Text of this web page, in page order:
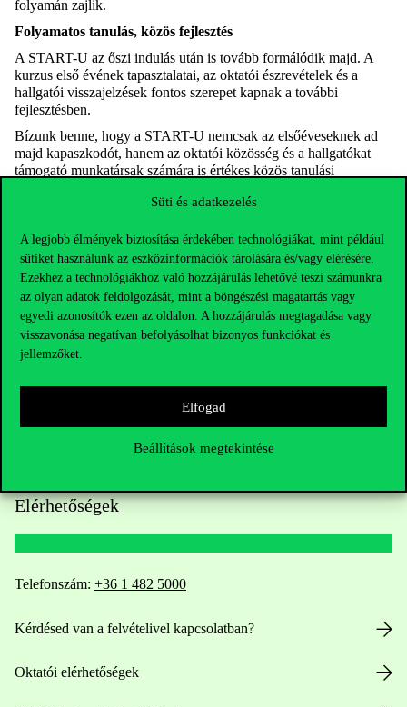
Süti és adatkezelés
A legjobb élmények biztosítása érdekében technológiákat, mint például
sütiket használunk az eszközinformációk tárolására és/vagy elérésére.
Ezekhez a technológiákhoz való hozzájárulás lehetővé teszi számunkra
az olyan adatok feldolgozását, mint a böngészési magatartás vagy
egyedi azonosítók ezen az oldalon. A hozzájárulás megtagadása vagy
visszavonása negatívan befolyásolhat bizonyos funkciókat és
jellemzőket.
Elfogad
Beállítások megtekintése
folyamán zajlik.
Folyamatos tanulás, közös fejlesztés
A START-U az őszi indulás után is tovább formálódik majd. A
kurzus első évének tapasztalatai, az oktatói észrevételek és a
hallgatói visszajelzések fontos szerepet kapnak a további
fejlesztésben.
Bízunk benne, hogy a START-U nemcsak az elsőéveseknek ad
majd kapaszkodót, hanem az oktatói közösség és a hallgatókat
támogató munkatársak számára is értékes közös tanulási
alapokkal, nagyobb önállósággal és tudatosabb tanulási
Elérhetőségek
Telefonszám: +36 1 482 5000
Kérdésed van a felvételivel kapcsolatban?
Oktatói elérhetőségek